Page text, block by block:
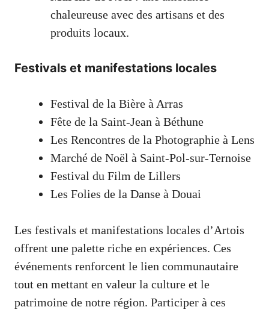
chaleureuse avec des artisans et des
produits locaux.
Festivals et manifestations locales
Festival de la Bière à Arras
Fête de la Saint-Jean à Béthune
Les Rencontres de la Photographie à Lens
Marché de Noël à Saint-Pol-sur-Ternoise
Festival du Film de Lillers
Les Folies de la Danse à Douai
Les festivals et manifestations locales d’Artois
offrent une palette riche en expériences. Ces
événements renforcent le lien communautaire
tout en mettant en valeur la culture et le
patrimoine de notre région. Participer à ces